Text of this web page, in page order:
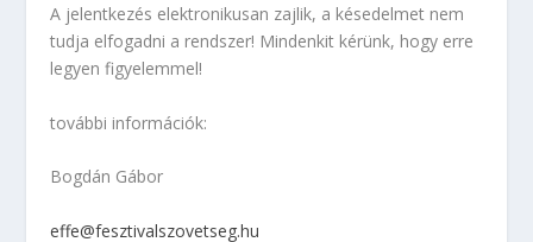
A jelentkezés elektronikusan zajlik, a késedelmet nem
tudja elfogadni a rendszer! Mindenkit kérünk, hogy erre
legyen figyelemmel!
további információk:
Bogdán Gábor
effe@fesztivalszovetseg.hu